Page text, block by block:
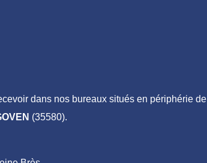
dans nos bureaux situés en périphérie de
(35580).